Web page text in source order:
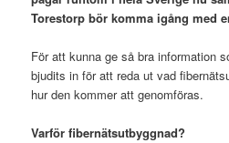
Torestorp bör komma igång med
För att kunna ge så bra information
bjudits in för att reda ut vad
hur den kommer att genomföras.
Varför fibernätsutbyggnad?